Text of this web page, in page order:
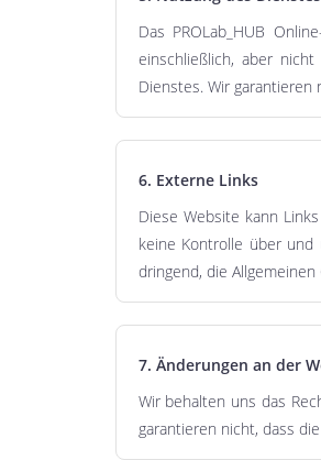
Das PROLab_HUB
einschließlich, aber
Dienstes. Wir
6. Externe Links
Diese Website kann
keine Kontrolle über
dringend, die
7. Änderungen an der
Wir behalten uns das
garantieren nicht, dass